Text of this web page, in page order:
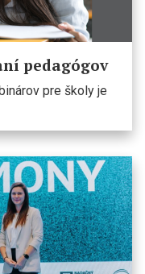
pedagógov
pre školy je